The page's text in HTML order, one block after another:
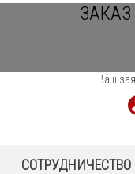
Ваш
СОТРУДНИЧЕСТВО